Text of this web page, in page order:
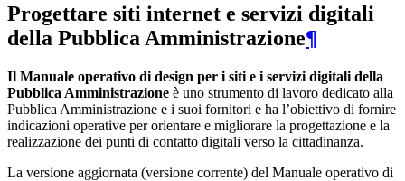
Progettare siti internet e servizi digitali
della Pubblica Amministrazione¶
Il Manuale operativo di design per i siti e i servizi digitali della
Pubblica Amministrazione è uno strumento di lavoro dedicato alla
Pubblica Amministrazione e i suoi fornitori e ha l’obiettivo di fornire
indicazioni operative per orientare e migliorare la progettazione e la
realizzazione dei punti di contatto digitali verso la cittadinanza.
La versione aggiornata (versione corrente) del Manuale operativo di